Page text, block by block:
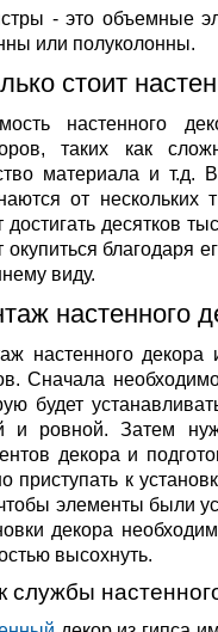
- это объемные
или полуколонны.
стоит
настенного
таких как
материала и т.д.
от
достигать десятков
окупиться благодаря
виду.
настенного
настенного декора
Сначала
будет
и ровной. Затем
декора и
приступать к
элементы были
декора
высохнуть.
службы